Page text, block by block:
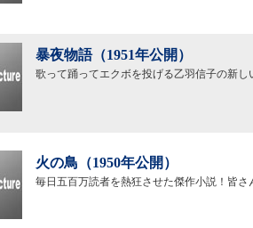
暴夜物語（1951年公開）
歌って踊ってエクボを投げる乙羽信子の新し
火の鳥（1950年公開）
毎日五百万読者を熱狂させた傑作小説！皆